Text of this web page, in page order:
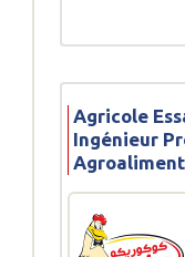
Agricole
Ingénieur